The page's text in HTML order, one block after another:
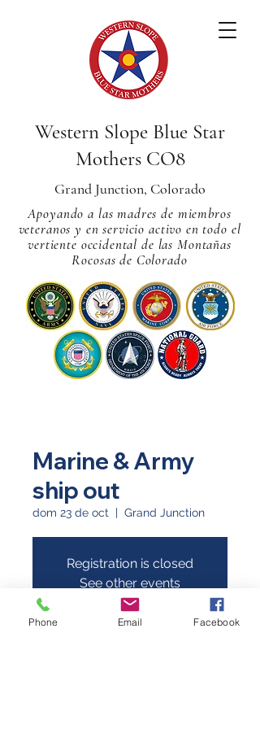
Western Slope Blue Star
Mothers CO8
Grand Junction, Colorado
Apoyando a las madres de miembros
veteranos y en servicio activo en todo el
vertiente occidental de las Montañas
Rocosas de Colorado
Marine & Army
ship out
dom 23 de oct
  |
Grand Junction
Registration is closed
See other events
Phone Email Facebook